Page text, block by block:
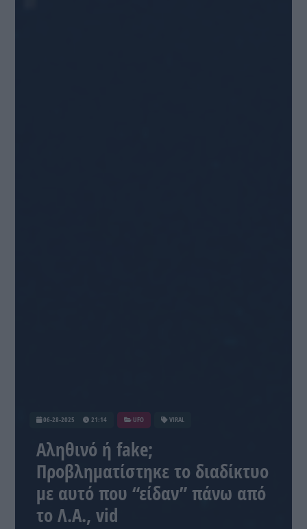
06-28-2025 21:14 UFO VIRAL
Αληθινό ή fake;
Προβληματίστηκε το διαδίκτυο
με αυτό που “είδαν” πάνω από
το Λ.Α., vid